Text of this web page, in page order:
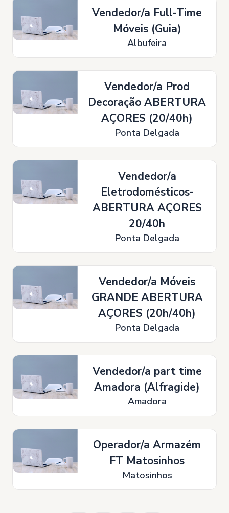
Vendedor/a Full-Time
Móveis (Guia)
Albufeira
Vendedor/a Prod
Decoração ABERTURA
AÇORES (20/40h)
Ponta Delgada
Vendedor/a
Eletrodomésticos-
ABERTURA AÇORES
20/40h
Ponta Delgada
Vendedor/a Móveis
GRANDE ABERTURA
AÇORES (20h/40h)
Ponta Delgada
Vendedor/a part time
Amadora (Alfragide)
Amadora
Operador/a Armazém
FT Matosinhos
Matosinhos